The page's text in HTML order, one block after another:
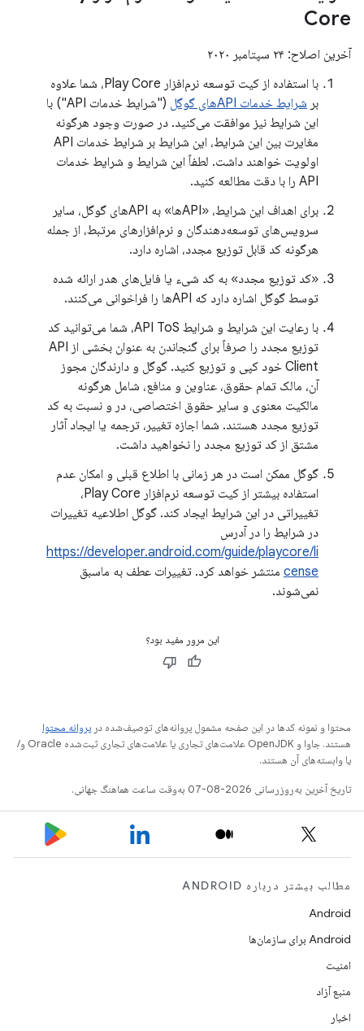
Core
آخرین اصلاح: ۲۴ سپتامبر ۲۰۲۰
با استفاده از کیت توسعه نرم‌افزار Play Core، شما علاوه
بر شرایط خدمات APIهای گوگل
("شرایط خدمات API") با
این شرایط نیز موافقت می‌کنید. در صورت وجود هرگونه
مغایرت بین این شرایط، این شرایط بر شرایط خدمات API
اولویت خواهند داشت. لطفاً این شرایط و شرایط خدمات
API را با دقت مطالعه کنید.
برای اهداف این شرایط، «APIها» به APIهای گوگل، سایر
سرویس‌های توسعه‌دهندگان و نرم‌افزارهای مرتبط، از جمله
هرگونه کد قابل توزیع مجدد، اشاره دارد.
«کد توزیع مجدد» به کد شیء یا فایل‌های هدر ارائه شده
توسط گوگل اشاره دارد که APIها را فراخوانی می‌کنند.
با رعایت این شرایط و شرایط API ToS، شما می‌توانید کد
توزیع مجدد را صرفاً برای گنجاندن به عنوان بخشی از API
Client خود کپی و توزیع کنید. گوگل و دارندگان مجوز
آن، مالک تمام حقوق، عناوین و منافع، شامل هرگونه
مالکیت معنوی و سایر حقوق اختصاصی، در و نسبت به کد
توزیع مجدد هستند. شما اجازه تغییر، ترجمه یا ایجاد آثار
مشتق از کد توزیع مجدد را نخواهید داشت.
گوگل ممکن است در هر زمانی با اطلاع قبلی و امکان عدم
استفاده بیشتر از کیت توسعه نرم‌افزار Play Core،
تغییراتی در این شرایط ایجاد کند. گوگل اطلاعیه تغییرات
در شرایط را در آدرس
https://developer.android.com/guide/playcore/li
cense منتشر خواهد کرد. تغییرات عطف به ماسبق
نمی‌شوند.
این مرور مفید بود؟
محتوا و نمونه کدها در این صفحه مشمول پروانه‌های توصیف‌شده در پروانه محتوا
هستند. جاوا و OpenJDK علامت‌های تجاری یا علامت‌های تجاری ثبت‌شده Oracle و/
یا وابسته‌های آن هستند.
تاریخ آخرین به‌روزرسانی 2026-08-07 به‌وقت ساعت هماهنگ جهانی.
مطالب بیشتر درباره ANDROID
Android
Android برای سازمان‌ها
امنیت
منبع آزاد
اخبار